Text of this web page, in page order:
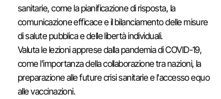
sanitarie, come la pianificazione di risposta, la
comunicazione efficace e il bilanciamento delle misure
di salute pubblica e delle libertà individuali.
Valuta le lezioni apprese dalla pandemia di COVID-19,
come l'importanza della collaborazione tra nazioni, la
preparazione alle future crisi sanitarie e l'accesso equo
alle vaccinazioni.